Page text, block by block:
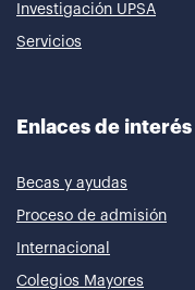
Investigación UPSA
Servicios
Enlaces de interés
Becas y ayudas
Proceso de admisión
Internacional
Colegios Mayores